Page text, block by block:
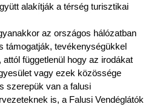
alakítják a térség turisztikai
az országos hálózatban
támogatják, tevékenységükkel
függetlenül hogy az irodákat
vagy ezek közössége
szerepük van a falusi
is, a Falusi Vendéglátók